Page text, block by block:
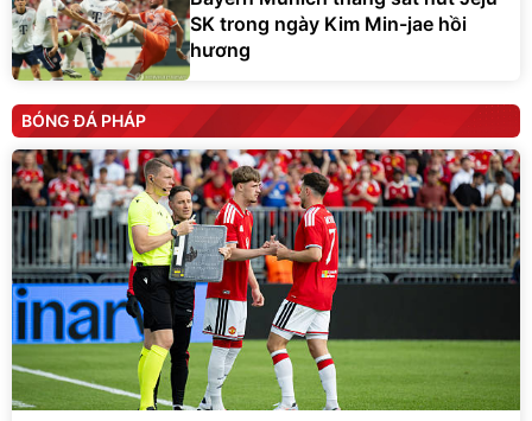
SK trong ngày Kim Min-jae hồi
hương
BÓNG ĐÁ PHÁP